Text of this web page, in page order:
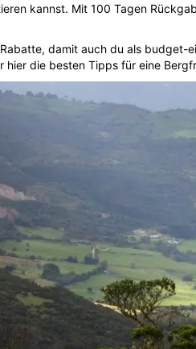
kannst. Mit 100 Tagen
damit auch du als
die besten Tipps für eine